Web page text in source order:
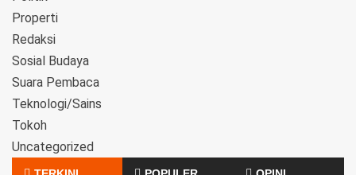
Properti
Redaksi
Sosial Budaya
Suara Pembaca
Teknologi/Sains
Tokoh
Uncategorized